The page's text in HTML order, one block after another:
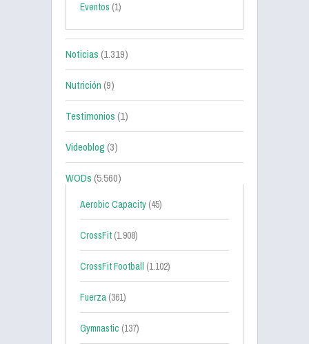
Eventos (1)
Noticias(1.319)
Nutrición(9)
Testimonios(1)
Videoblog(3)
WODs(5.560)
Aerobic Capacity (45)
CrossFit (1.908)
CrossFit Football (1.102)
Fuerza (361)
Gymnastic (137)